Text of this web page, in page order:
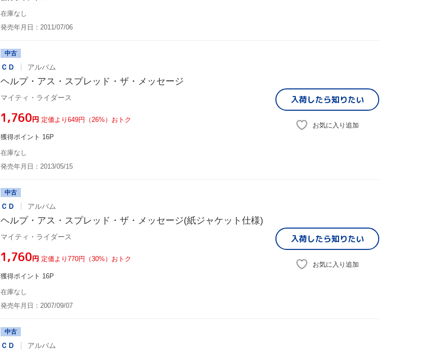
在庫なし
発売年月日：2011/07/06
中古
ＣＤ アルバム
ヘルプ・アス・スプレッド・ザ・メッセージ
マイティ・ライダース
¥1,760円 定価より649円（26%）おトク
獲得ポイント 16P
在庫なし
発売年月日：2013/05/15
入荷したら知りたい
お気に入り追加
中古
ＣＤ アルバム
ヘルプ・アス・スプレッド・ザ・メッセージ(紙ジャケット仕様)
マイティ・ライダース
¥1,760円 定価より770円（30%）おトク
獲得ポイント 16P
在庫なし
発売年月日：2007/09/07
入荷したら知りたい
お気に入り追加
中古
ＣＤ アルバム